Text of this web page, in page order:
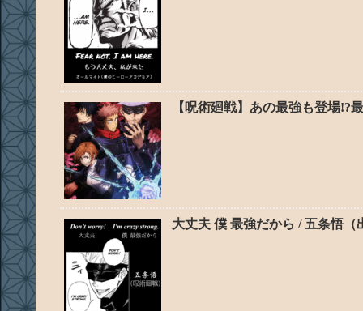
【呪術廻戦】あの最強も登場!?
大丈夫 僕 最強だから / 五条悟（